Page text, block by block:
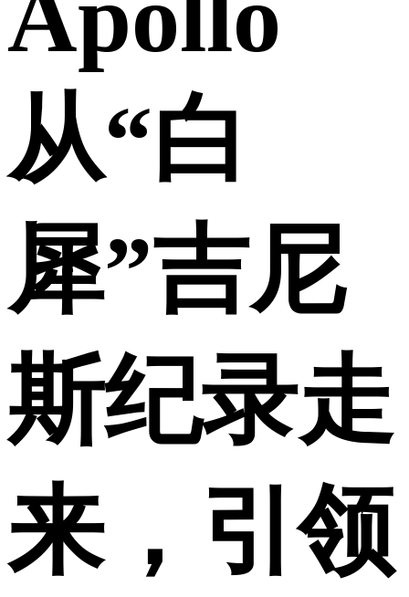
从“白
犀”吉尼
斯纪录走
来，引领